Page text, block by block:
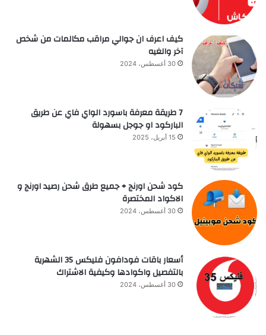
كيف اعرف ان جوالي مراقب مكالمات من شخص
آخر والغيه
30 أغسطس، 2024
7 طريقة معرفة باسورد الواي فاي عن طريق
الباركود او جوجل بسهولة
15 أبريل، 2025
كود شحن اورنج + جميع طرق شحن رصيد اورنج و
الاكواد المختصرة
30 أغسطس، 2024
أسعار باقات فودافون فلیکس 35 الشهرية
بالتفصيل واكوادها وكيفية الاشتراك
30 أغسطس، 2024